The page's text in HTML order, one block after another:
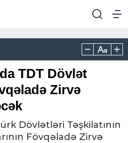
TDT Dövlət
Zirvə
Dövlətləri Təşkilatının
Fövqəladə Zirvə